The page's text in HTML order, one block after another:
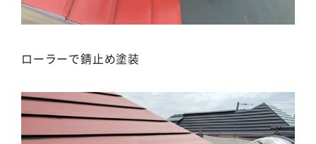
ローラーで錆止め塗装